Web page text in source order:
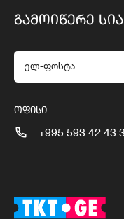
ᲒᲐᲛᲝᲘᲬᲔᲠᲔ
ᲝᲤᲘᲡᲘ
+995 593 42 43